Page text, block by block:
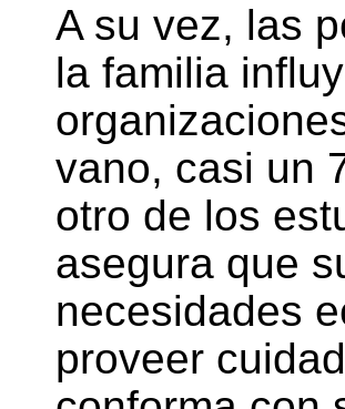
A su vez, las
la familia
vano, casi un
otro de los
asegura que
necesidades
proveer